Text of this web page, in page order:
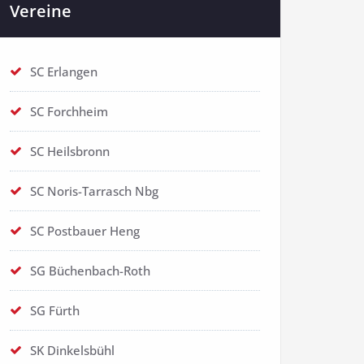
Vereine
SC Erlangen
SC Forchheim
SC Heilsbronn
SC Noris-Tarrasch Nbg
SC Postbauer Heng
SG Büchenbach-Roth
SG Fürth
SK Dinkelsbühl